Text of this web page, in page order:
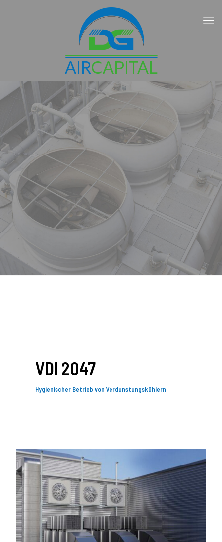
VDI 2047
Hygienischer Betrieb von Verdunstungskühlern